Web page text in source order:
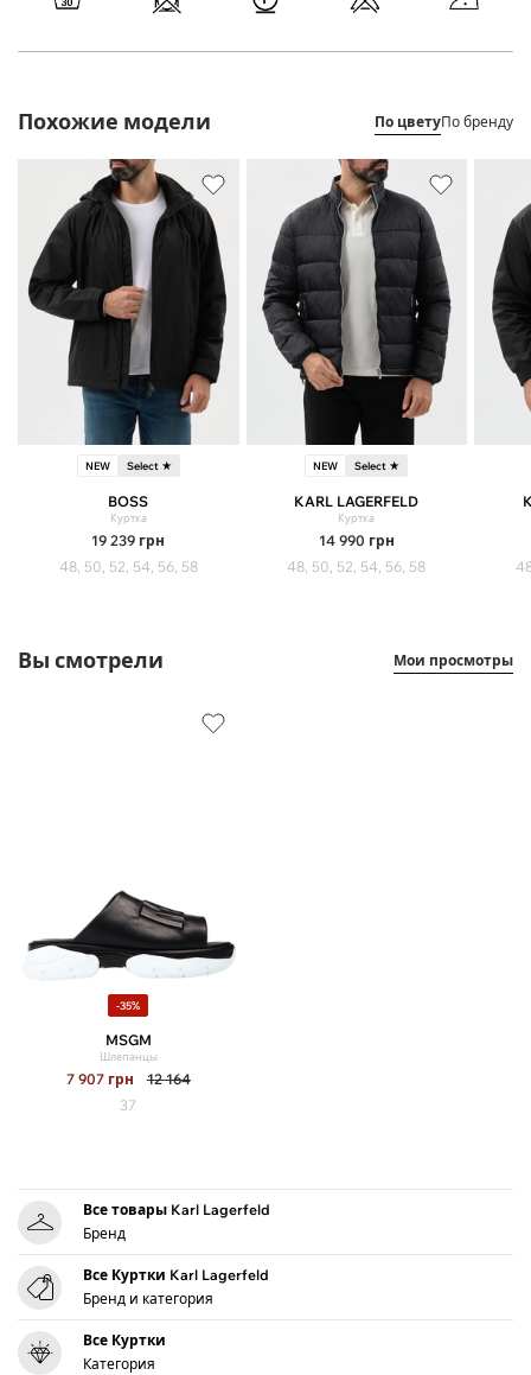
Похожие модели По цветуПо бренду
NEW Select ★
BOSS
Куртка
19 239 грн
48, 50, 52, 54, 56, 58
NEW Select ★
KARL LAGERFELD
Куртка
14 990 грн
48, 50, 52, 54, 56, 58
Вы смотрели Мои просмотры
-35%
MSGM
Шлепанцы
7 907 грн
12 164
37
Все товары Karl Lagerfeld
Бренд
Все Куртки Karl Lagerfeld
Бренд и категория
Все Куртки
Категория